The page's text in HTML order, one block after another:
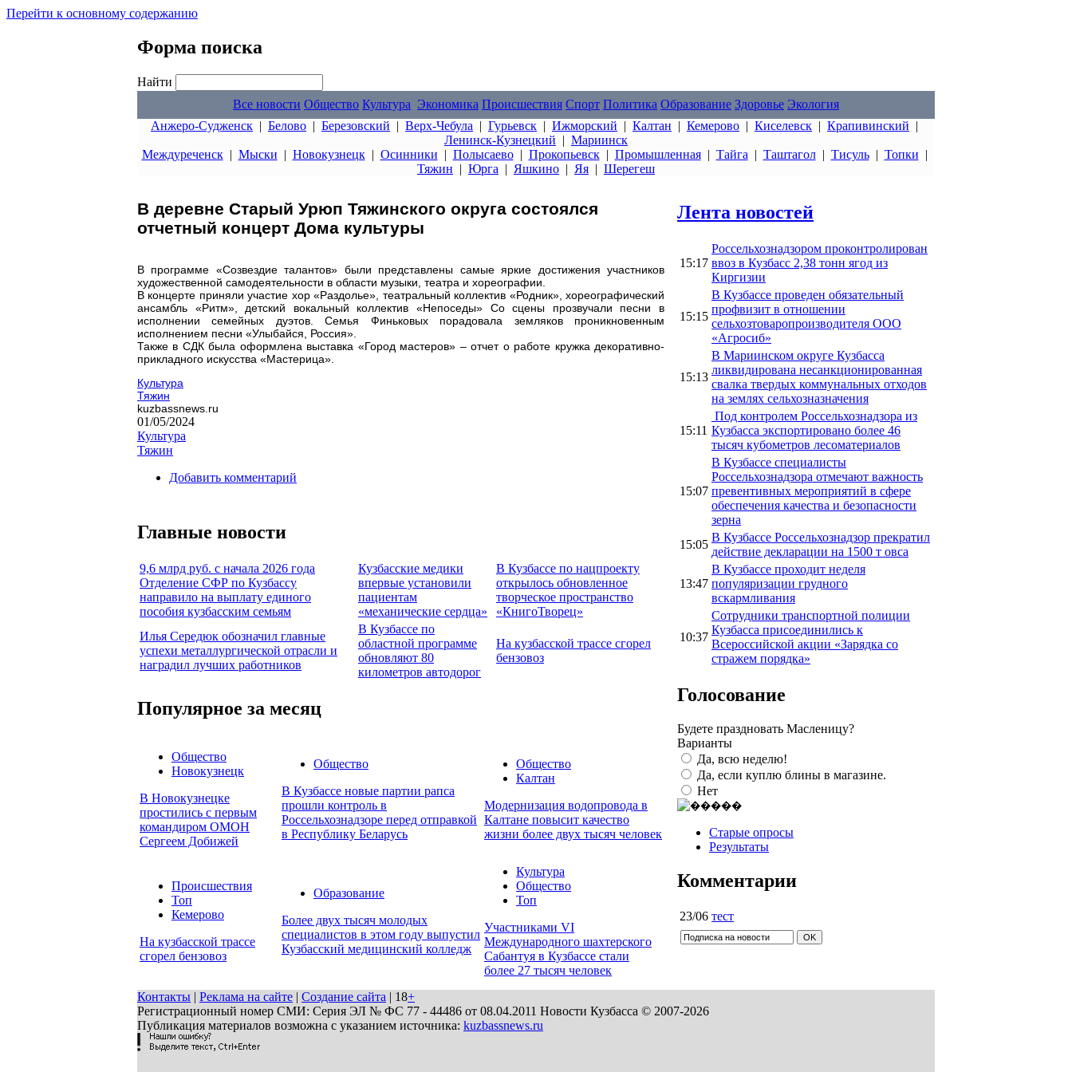
Перейти к основному содержанию
Форма поиска
Найти
Все новости Общество Культура Экономика Происшествия Спорт Политика Образование Здоровье Экология
Анжеро-Судженск | Белово | Березовский | Верх-Чебула | Гурьевск | Ижморский | Калтан | Кемерово | Киселевск | Крапивинский |
Ленинск-Кузнецкий | Мариинск
Междуреченск| Мыски | Новокузнецк| Осинники | Полысаево| Прокопьевск| Промышленная| Тайга | Таштагол| Тисуль| Топки |
Тяжин | Юрга | Яшкино | Яя | Шерегеш
В деревне Старый Урюп Тяжинского округа состоялся
отчетный концерт Дома культуры
В программе «Созвездие талантов» были представлены самые яркие достижения участников
художественной самодеятельности в области музыки, театра и хореографии.
В концерте приняли участие хор «Раздолье», театральный коллектив «Родник», хореографический
ансамбль «Ритм», детский вокальный коллектив «Непоседы» Со сцены прозвучали песни в
исполнении семейных дуэтов. Семья Финьковых порадовала земляков проникновенным
исполнением песни «Улыбайся, Россия».
Также в СДК была оформлена выставка «Город мастеров» – отчет о работе кружка декоративно-
прикладного искусства «Мастерица».
Культура
Тяжин
kuzbassnews.ru
01/05/2024
Культура
Тяжин
Добавить комментарий
Главные новости
9,6 млрд руб. с начала 2026 года
Отделение СФР по Кузбассу
направило на выплату единого
пособия кузбасским семьям
Кузбасские медики
впервые установили
пациентам
«механические сердца»
В Кузбассе по нацпроекту
открылось обновленное
творческое пространство
«КнигоТворец»
Илья Середюк обозначил главные
успехи металлургической отрасли и
наградил лучших работников
В Кузбассе по
областной программе
обновляют 80
километров автодорог
На кузбасской трассе сгорел
бензовоз
Популярное за месяц
Общество
Новокузнецк
В Новокузнецке
простились с первым
командиром ОМОН
Сергеем Добижей
Общество
В Кузбассе новые партии рапса
прошли контроль в
Россельхознадзоре перед отправкой
в Республику Беларусь
Общество
Калтан
Модернизация водопровода в
Калтане повысит качество
жизни более двух тысяч человек
Происшествия
Топ
Кемерово
На кузбасской трассе
сгорел бензовоз
Образование
Более двух тысяч молодых
специалистов в этом году выпустил
Кузбасский медицинский колледж
Культура
Общество
Топ
Участниками VI
Международного шахтерского
Сабантуя в Кузбассе стали
более 27 тысяч человек
Лента новостей
15:17
Россельхознадзором проконтролирован
ввоз в Кузбасс 2,38 тонн ягод из
Киргизии
15:15
В Кузбассе проведен обязательный
профвизит в отношении
сельхозтоваропроизводителя ООО
«Агросиб»
15:13
В Мариинском округе Кузбасса
ликвидирована несанкционированная
свалка твердых коммунальных отходов
на землях сельхозназначения
15:11
Под контролем Россельхознадзора из
Кузбасса экспортировано более 46
тысяч кубометров лесоматериалов
15:07
В Кузбассе специалисты
Россельхознадзора отмечают важность
превентивных мероприятий в сфере
обеспечения качества и безопасности
зерна
15:05
В Кузбассе Россельхознадзор прекратил
действие декларации на 1500 т овса
13:47
В Кузбассе проходит неделя
популяризации грудного
вскармливания
10:37
Сотрудники транспортной полиции
Кузбасса присоединились к
Всероссийской акции «Зарядка со
стражем порядка»
Голосование
Будете праздновать Масленицу?
Варианты
Да, всю неделю!
Да, если куплю блины в магазине.
Нет
Старые опросы
Результаты
Комментарии
23/06 тест
Контакты | Реклама на сайте | Создание сайта | 18+
Регистрационный номер СМИ: Серия ЭЛ № ФС 77 - 44486 от 08.04.2011 Новости Кузбасса © 2007-2026
Публикация материалов возможна с указанием источника: kuzbassnews.ru